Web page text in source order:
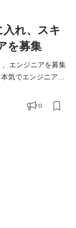
入れ、スキ
を募集
エンジニアを募集
気でエンジニアと
せする事もありま
。 大手企業
0